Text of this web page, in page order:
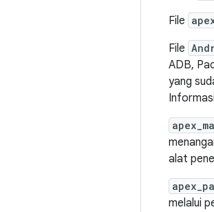
File
File
ADB,
yang
alat
melalui